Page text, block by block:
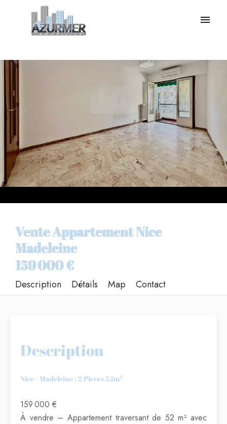
Vente Appartement Nice
Madeleine
159 000 €
Description Détails Map Contact
Description
Nice / Madeleine : 2 Pieces 52m²
159 000 €
À vendre – Appartement traversant de 52 m² avec